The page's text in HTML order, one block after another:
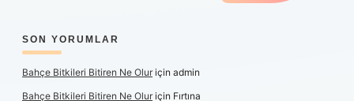
SON YORUMLAR
Bahçe Bitkileri Bitiren Ne Oluriçin admin
Bahçe Bitkileri Bitiren Ne Oluriçin Fırtına